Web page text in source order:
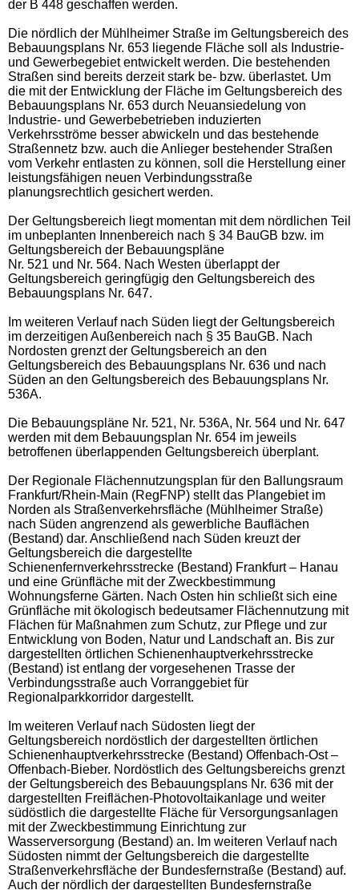
der B 448 geschaffen werden.
Die nördlich der Mühlheimer Straße im Geltungsbereich des
Bebauungsplans Nr. 653 liegende Fläche soll als Industrie-
und Gewerbegebiet entwickelt werden. Die bestehenden
Straßen sind bereits derzeit stark be- bzw. überlastet. Um
die mit der Entwicklung der Fläche im Geltungsbereich des
Bebauungsplans Nr. 653 durch Neuansiedelung von
Industrie- und Gewerbebetrieben induzierten
Verkehrsströme besser abwickeln und das bestehende
Straßennetz bzw. auch die Anlieger bestehender Straßen
vom Verkehr entlasten zu können, soll die Herstellung einer
leistungsfähigen neuen Verbindungsstraße
planungsrechtlich gesichert werden.
Der Geltungsbereich liegt momentan mit dem nördlichen Teil
im unbeplanten Innenbereich nach § 34 BauGB bzw. im
Geltungsbereich der Bebauungspläne
Nr. 521 und Nr. 564. Nach Westen überlappt der
Geltungsbereich geringfügig den Geltungsbereich des
Bebauungsplans Nr. 647.
Im weiteren Verlauf nach Süden liegt der Geltungsbereich
im derzeitigen Außenbereich nach § 35 BauGB. Nach
Nordosten grenzt der Geltungsbereich an den
Geltungsbereich des Bebauungsplans Nr. 636 und nach
Süden an den Geltungsbereich des Bebauungsplans Nr.
536A.
Die Bebauungspläne Nr. 521, Nr. 536A, Nr. 564 und Nr. 647
werden mit dem Bebauungsplan Nr. 654 im jeweils
betroffenen überlappenden Geltungsbereich überplant.
Der Regionale Flächennutzungsplan für den Ballungsraum
Frankfurt/Rhein-Main (RegFNP) stellt das Plangebiet im
Norden als Straßenverkehrsfläche (Mühlheimer Straße)
nach Süden angrenzend als gewerbliche Bauflächen
(Bestand) dar. Anschließend nach Süden kreuzt der
Geltungsbereich die dargestellte
Schienenfernverkehrsstrecke (Bestand) Frankfurt – Hanau
und eine Grünfläche mit der Zweckbestimmung
Wohnungsferne Gärten. Nach Osten hin schließt sich eine
Grünfläche mit ökologisch bedeutsamer Flächennutzung mit
Flächen für Maßnahmen zum Schutz, zur Pflege und zur
Entwicklung von Boden, Natur und Landschaft an. Bis zur
dargestellten örtlichen Schienenhauptverkehrsstrecke
(Bestand) ist entlang der vorgesehenen Trasse der
Verbindungsstraße auch Vorranggebiet für
Regionalparkkorridor dargestellt.
Im weiteren Verlauf nach Südosten liegt der
Geltungsbereich nordöstlich der dargestellten örtlichen
Schienenhauptverkehrsstrecke (Bestand) Offenbach-Ost –
Offenbach-Bieber. Nordöstlich des Geltungsbereichs grenzt
der Geltungsbereich des Bebauungsplans Nr. 636 mit der
dargestellten Freiflächen-Photovoltaikanlage und weiter
südöstlich die dargestellte Fläche für Versorgungsanlagen
mit der Zweckbestimmung Einrichtung zur
Wasserversorgung (Bestand) an. Im weiteren Verlauf nach
Südosten nimmt der Geltungsbereich die dargestellte
Straßenverkehrsfläche der Bundesfernstraße (Bestand) auf.
Auch der nördlich der dargestellten Bundesfernstraße